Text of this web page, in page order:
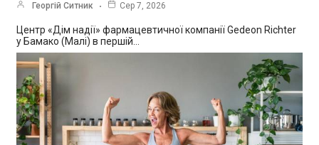
Георгій Ситник Сер 7, 2026
Центр «Дім надії» фармацевтичної компанії Gedeon Richter
у Бамако (Малі) в першій…